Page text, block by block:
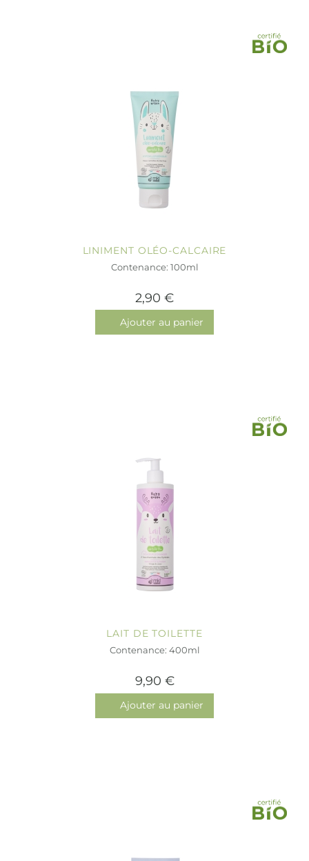
LINIMENT OLÉO-CALCAIRE
Contenance: 100ml
2,90 €
Ajouter au panier
LAIT DE TOILETTE
Contenance: 400ml
9,90 €
Ajouter au panier